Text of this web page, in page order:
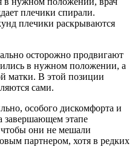
плечики спирали.
плечики раскрываются
осторожно продвигают
в нужном положении, а
матки. В этой позиции
сами.
особого дискомфорта и
этапе
чтобы они не мешали
партнером, хотя в редких